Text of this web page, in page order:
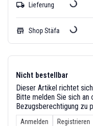
local_shipping Lieferung
store Shop Stäfa
Nicht bestellbar
Dieser Artikel richtet
Bitte melden Sie sich an
Bezugsberechtigung zu
Anmelden Registrieren